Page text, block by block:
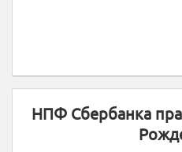
НПФ Сбербанка